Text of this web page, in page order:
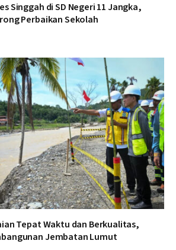
Singgah di SD Negeri 11 Jangka,
Perbaikan Sekolah
Tepat Waktu dan Berkualitas,
Jembatan Lumut